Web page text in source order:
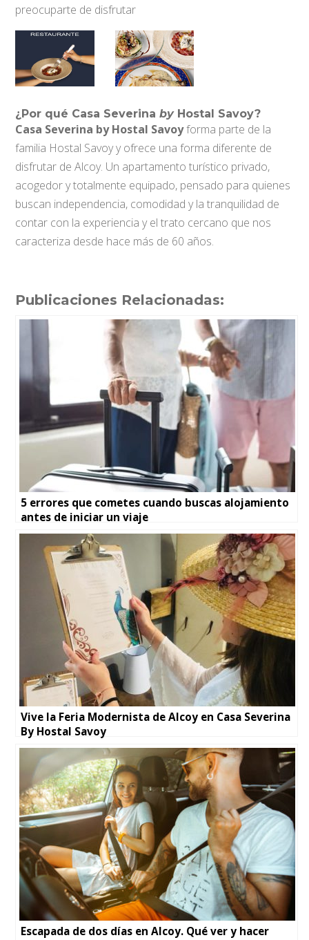
preocuparte de disfrutar
¿Por qué Casa Severinaby Hostal Savoy?
Casa Severina by Hostal Savoyforma parte de la
familia Hostal Savoy y ofrece una forma diferente de
disfrutar de Alcoy. Un apartamento turístico privado,
acogedor y totalmente equipado, pensado para quienes
buscan independencia, comodidad y la tranquilidad de
contar con la experiencia y el trato cercano que nos
caracteriza desde hace más de 60 años.
Publicaciones Relacionadas:
5 errores que cometes cuando buscas alojamiento
antes de iniciar un viaje
Vive la Feria Modernista de Alcoy en Casa Severina
By Hostal Savoy
Escapada de dos días en Alcoy. Qué ver y hacer